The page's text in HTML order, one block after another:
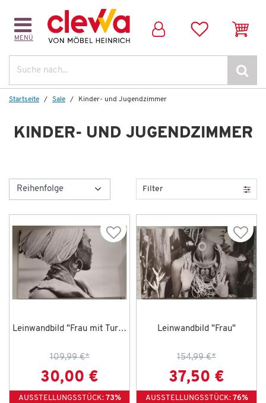
MENÜ
Startseite Sale Kinder- und Jugend­zimmer
KINDER- UND JUGEND­ZIMMER
Filter
Leinwandbild "Frau mit Turban"
109,99 €*
30,00 €
AUSSTELLUNGSSTÜCK: 73%
Leinwandbild "Frau"
154,99 €*
37,50 €
AUSSTELLUNGSSTÜCK: 76%